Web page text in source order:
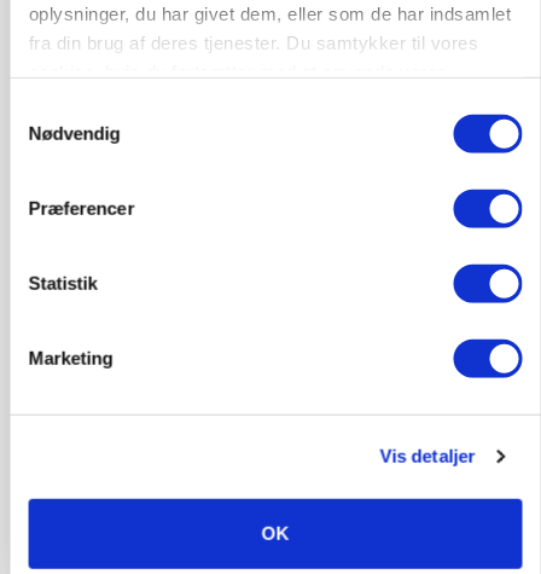
oplysninger, du har givet dem, eller som de har indsamlet
fra din brug af deres tjenester. Du samtykker til vores
Nødvendig
Præferencer
Statistik
Marketing
Vis detaljer
OK
skadedyrsrisici